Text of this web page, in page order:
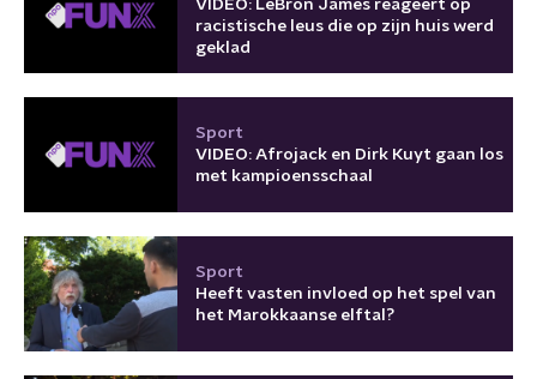
VIDEO: LeBron James reageert op
racistische leus die op zijn huis werd
geklad
Sport
VIDEO: Afrojack en Dirk Kuyt gaan los
met kampioensschaal
Sport
Heeft vasten invloed op het spel van
het Marokkaanse elftal?